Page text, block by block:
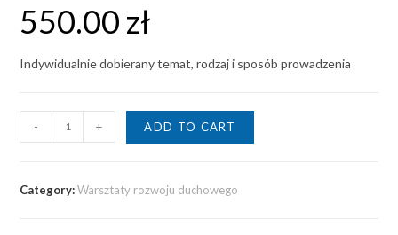
550.00 zł
Indywidualnie dobierany temat, rodzaj i sposób prowadzenia
- + ADD TO CART
Category:Warsztaty rozwoju duchowego